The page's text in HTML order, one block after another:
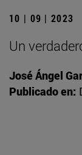
10 | 09 | 2023
Un
José Ángel
Publicado en: